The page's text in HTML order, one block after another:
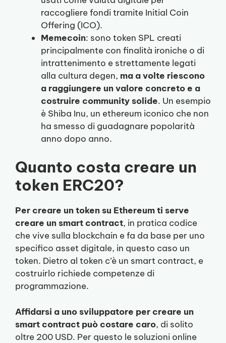
raccogliere fondi tramite Initial Coin
Offering (ICO).
Memecoin: sono token SPL creati
principalmente con finalità ironiche o di
intrattenimento e strettamente legati
alla cultura degen, ma a volte riescono
a raggiungere un valore concreto e a
costruire community solide. Un esempio
è Shiba Inu, un ethereum iconico che non
ha smesso di guadagnare popolarità
anno dopo anno.
Quanto costa creare un
token ERC20?
Per creare un token su Ethereum ti serve
creare un smart contract, in pratica codice
che vive sulla blockchain e fa da base per uno
specifico asset digitale, in questo caso un
token. Dietro al token c’è un smart contract, e
costruirlo richiede competenze di
programmazione.
Affidarsi a uno sviluppatore per creare un
smart contract può costare caro, di solito
oltre 200 USD. Per questo le soluzioni online